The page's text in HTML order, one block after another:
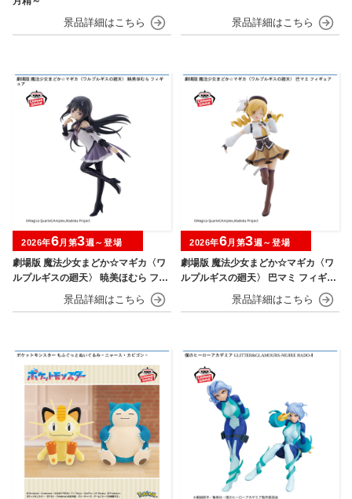
劇場版 魔法少女まどか☆マギカ〈ワ
ルプルギスの廻天〉 暁美ほむら フィ
2026年6月第3週～登場
劇場版 魔法少女まどか☆マギカ〈ワ
ルプルギスの廻天〉 巴マミ フィギュ
2026年6月第3週～登場